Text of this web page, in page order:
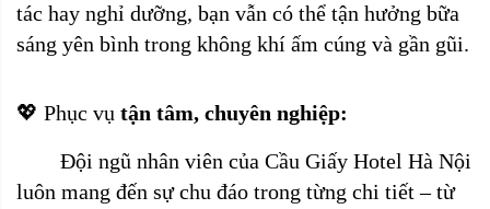
tác hay nghỉ dưỡng, bạn vẫn có thể tận hưởng bữa
sáng yên bình trong không khí ấm cúng và gần gũi.
💖 Phục vụ tận tâm, chuyên nghiệp:
Đội ngũ nhân viên của Cầu Giấy Hotel Hà Nội
luôn mang đến sự chu đáo trong từng chi tiết – từ